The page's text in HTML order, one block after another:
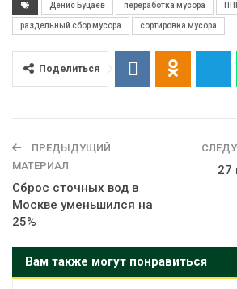
Денис Буцаев переработка мусора
раздельный сбор мусора сортировка мусора
Поделиться
ПРЕДЫДУЩИЙ
МАТЕРИАЛ
Сброс сточных вод в
Москве уменьшился на
25%
27
Вам также могут понравиться